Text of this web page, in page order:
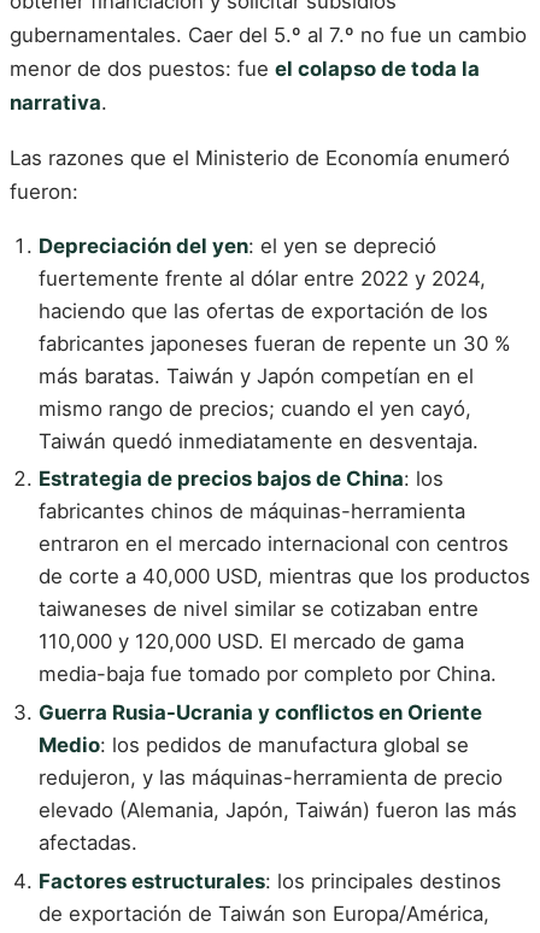
gubernamentales. Caer del 5.º al 7.º no fue un cambio
menor de dos puestos: fue el colapso de toda la
narrativa.
Las razones que el Ministerio de Economía enumeró
fueron:
Depreciación del yen: el yen se depreció
fuertemente frente al dólar entre 2022 y 2024,
haciendo que las ofertas de exportación de los
fabricantes japoneses fueran de repente un 30 %
más baratas. Taiwán y Japón competían en el
mismo rango de precios; cuando el yen cayó,
Taiwán quedó inmediatamente en desventaja.
Estrategia de precios bajos de China: los
fabricantes chinos de máquinas-herramienta
entraron en el mercado internacional con centros
de corte a 40,000 USD, mientras que los productos
taiwaneses de nivel similar se cotizaban entre
110,000 y 120,000 USD. El mercado de gama
media-baja fue tomado por completo por China.
Guerra Rusia-Ucrania y conflictos en Oriente
Medio: los pedidos de manufactura global se
redujeron, y las máquinas-herramienta de precio
elevado (Alemania, Japón, Taiwán) fueron las más
afectadas.
Factores estructurales: los principales destinos
de exportación de Taiwán son Europa/América,